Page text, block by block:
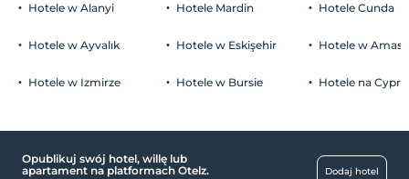
Parking
wolny Parking publiczny
centra handlowe
Niemowlęta do wieku do 2 są bezpłatne.
Prawidłowe typy kart
Hotele w Alanyi
Hotele w Ayvalık
Hotele w Izmirze
Hotele Mardin
Hotele w Eskişehir
Hotele w Bursie
Hotele Cunda
Hotele w
Hotele na
Opublikuj swój hotel, willę lub
apartament na platformach Otelz.
Dodaj hotel